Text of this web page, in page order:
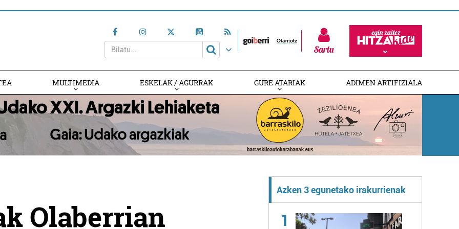
Sartu
MULTIMEDIA ESKELAK / AGURRAK GURE ATARIAK ADIMEN ARTIFIZIALA
Olaberrian
Azken 3 egunetako irakurrienak
1